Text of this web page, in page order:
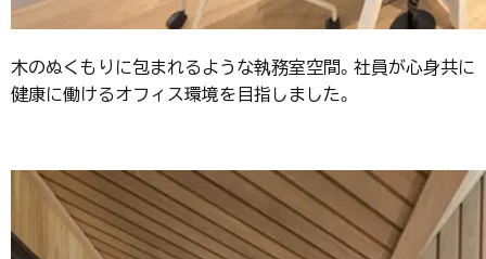
木のぬくもりに包まれるような執務室空間。社員が心身共に
健康に働けるオフィス環境を目指しました。